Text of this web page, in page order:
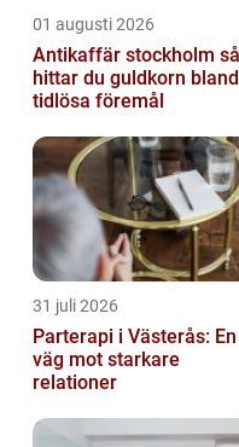
01 augusti 2026
Antikaffär stockholm så
hittar du guldkorn bland
tidlösa föremål
31 juli 2026
Parterapi i Västerås: En
väg mot starkare
relationer